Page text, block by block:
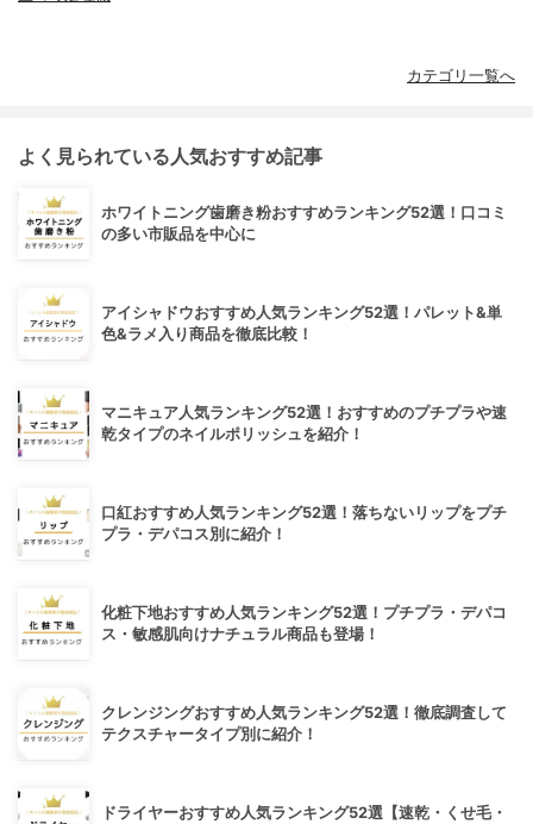
カテゴリ一覧へ
よく見られている人気おすすめ記事
ホワイトニング歯磨き粉おすすめランキング52選！口コミ
の多い市販品を中心に
アイシャドウおすすめ人気ランキング52選！パレット&単
色&ラメ入り商品を徹底比較！
マニキュア人気ランキング52選！おすすめのプチプラや速
乾タイプのネイルポリッシュを紹介！
口紅おすすめ人気ランキング52選！落ちないリップをプチ
プラ・デパコス別に紹介！
化粧下地おすすめ人気ランキング52選！プチプラ・デパコ
ス・敏感肌向けナチュラル商品も登場！
クレンジングおすすめ人気ランキング52選！徹底調査して
テクスチャータイプ別に紹介！
ドライヤーおすすめ人気ランキング52選【速乾・くせ毛・